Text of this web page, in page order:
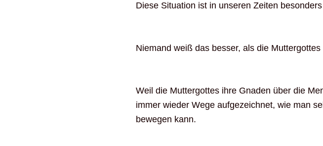
Diese Situation ist in unseren Zeiten
Niemand weiß das besser, als die Muttergottes
Weil die Muttergottes ihre Gnaden über die
immer wieder Wege aufgezeichnet, wie man
bewegen kann.